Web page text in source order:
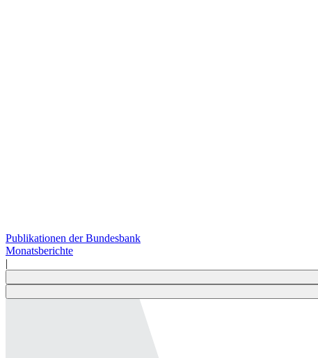
Publikationen der Bundesbank
Monatsberichte
|